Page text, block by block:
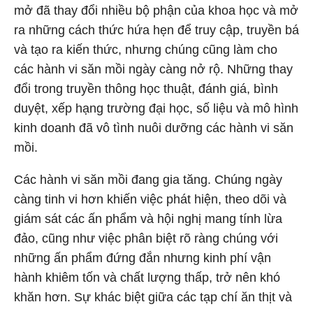
mở đã thay đổi nhiều bộ phận của khoa học và mở
ra những cách thức hứa hẹn để truy cập, truyền bá
và tạo ra kiến thức, nhưng chúng cũng làm cho
các hành vi săn mồi ngày càng nở rộ. Những thay
đổi trong truyền thông học thuật, đánh giá, bình
duyệt, xếp hạng trường đại học, số liệu và mô hình
kinh doanh đã vô tình nuôi dưỡng các hành vi săn
mồi.
Các hành vi săn mồi đang gia tăng. Chúng ngày
càng tinh vi hơn khiến việc phát hiện, theo dõi và
giám sát các ấn phẩm và hội nghị mang tính lừa
đảo, cũng như việc phân biệt rõ ràng chúng với
những ấn phẩm đứng đắn nhưng kinh phí vận
hành khiêm tốn và chất lượng thấp, trở nên khó
khăn hơn. Sự khác biệt giữa các tạp chí ăn thịt và